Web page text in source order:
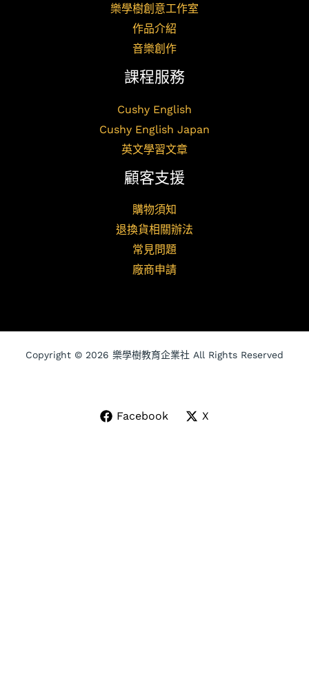
樂學樹創意工作室
作品介紹
音樂創作
課程服務
Cushy English
Cushy English Japan
英文學習文章
顧客支援
購物須知
退換貨相關辦法
常見問題
廠商申請
Copyright © 2026 樂學樹教育企業社 All Rights Reserved
Facebook X